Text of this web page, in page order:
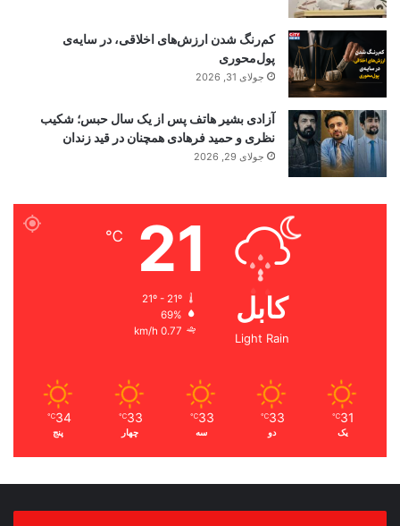
کم‌رنگ شدن ارزش‌های اخلاقی، در سایه‌ی
پول‌محوری
جولای 31, 2026
آزادی بشیر هاتف پس از یک سال حبس؛ شکیب
نظری و حمید فرهادی همچنان در قید زندان
جولای 29, 2026
کابل
Light Rain
21
℃
21º - 21º
69%
0.77 km/h
31
℃
یک
33
℃
دو
33
℃
سه
33
℃
چهار
34
℃
پنج